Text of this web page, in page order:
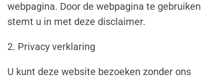
webpagina. Door de webpagina te gebruiken
stemt u in met deze disclaimer.
2. Privacy verklaring
U kunt deze website bezoeken zonder ons